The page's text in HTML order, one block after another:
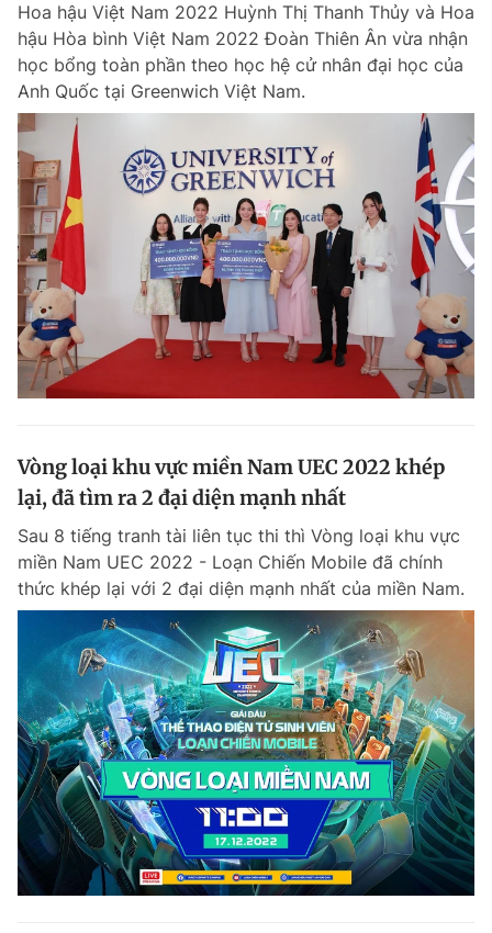
Đọc Thanh Niên trên điện thoại
Theo dõi báo trên
Hotline
0906 645 777
Liên hệ quảng cáo
0908 780 404
Đặt báo Quảng cáo RSS Tòa soạn Chính sách bảo
Tổng biên tập: Nguyễn Ngọc Toàn
Tổng thư ký tòa soạn: Đức Trung
Giấy phép xuất bản số 110/GP - BTTTT cấp ngày 24.3.2020
© 2003-2026 Bản quyền thuộc về Báo Thanh Niên. Cấm sao chép
dưới mọi hình thức nếu không có sự chấp thuận bằng văn bản.
Phát triển bởi ePi Technologies, JSC.
Hoa hậu Việt Nam 2022 Huỳnh Thị Thanh Thủy và Hoa
hậu Hòa bình Việt Nam 2022 Đoàn Thiên Ân vừa nhận
học bổng toàn phần theo học hệ cử nhân đại học của
Anh Quốc tại Greenwich Việt Nam.
Vòng loại khu vực miền Nam UEC 2022 khép
lại, đã tìm ra 2 đại diện mạnh nhất
Sau 8 tiếng tranh tài liên tục thi thì Vòng loại khu vực
miền Nam UEC 2022 - Loạn Chiến Mobile đã chính
thức khép lại với 2 đại diện mạnh nhất của miền Nam.